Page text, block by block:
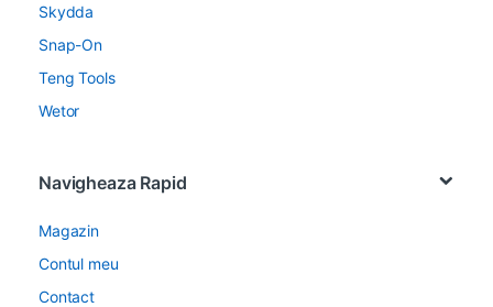
Skydda
Snap-On
Teng Tools
Wetor
Navigheaza Rapid
Magazin
Contul meu
Contact